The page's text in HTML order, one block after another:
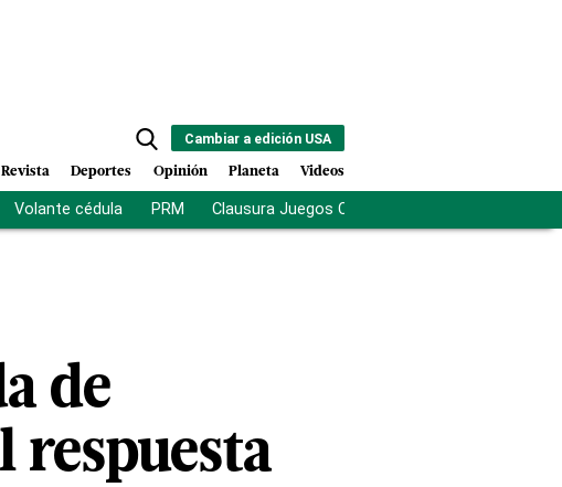
Cambiar a edición USA
Revista Deportes Opinión Planeta Videos
Volante cédula PRM Clausura Juegos Centroamericanos
de
respuesta